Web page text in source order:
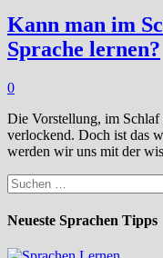
Kann man im
Sprache lernen?
0
Die Vorstellung, im Schlaf
verlockend. Doch ist das
werden wir uns mit der
Suchen
nach:
Neueste Sprachen Tipps